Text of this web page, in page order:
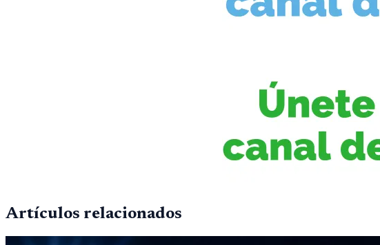
Artículos relacionados